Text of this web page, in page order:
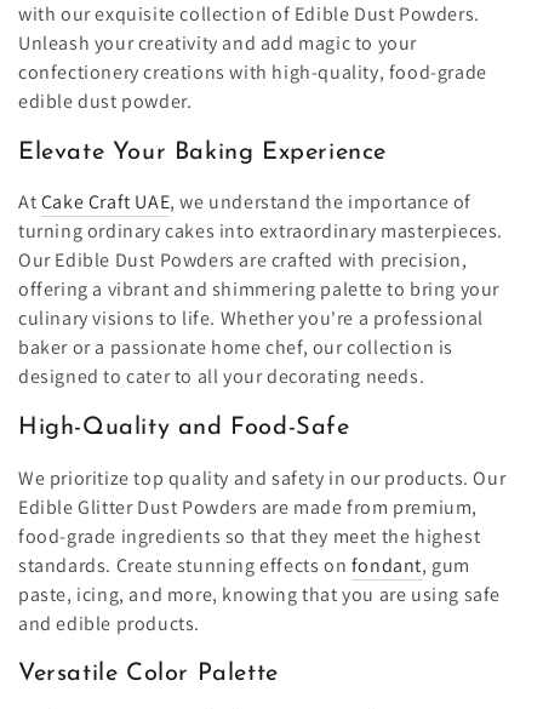
with our exquisite collection of Edible Dust Powders.
Unleash your creativity and add magic to your
confectionery creations with high-quality, food-grade
edible dust powder.
Elevate Your Baking Experience
AtCake Craft UAE, we understand the importance of
turning ordinary cakes into extraordinary masterpieces.
Our Edible Dust Powders are crafted with precision,
offering a vibrant and shimmering palette to bring your
culinary visions to life. Whether you're a professional
baker or a passionate home chef, our collection is
designed to cater to all your decorating needs.
High-Quality and Food-Safe
We prioritize top quality and safety in our products. Our
Edible Glitter Dust Powders are made from premium,
food-grade ingredients so that they meet the highest
standards. Create stunning effects on fondant, gum
paste, icing, and more, knowing that you are using safe
and edible products.
Versatile Color Palette